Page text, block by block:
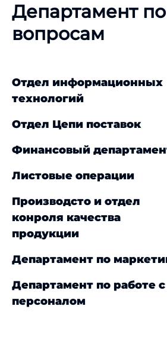
Департамент
вопросам
Отдел информационных
технологий
Отдел Цепи поставок
Финансовый
Листовые операции
Производсто и отдел
конроля качества
продукции
Департамент по
Департамент по работе с
персоналом